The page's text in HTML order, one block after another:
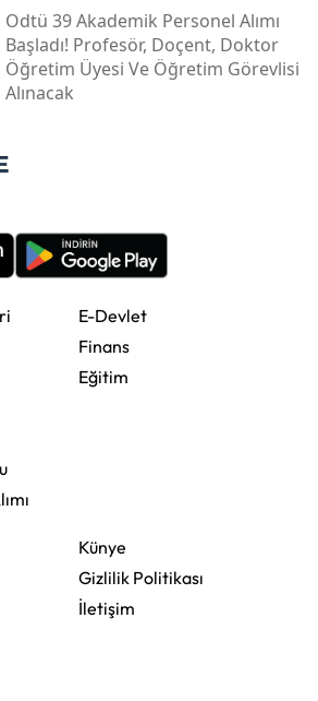
Odtü 39 Akademik Personel Alımı
Başladı! Profesör, Doçent, Doktor
Öğretim Üyesi Ve Öğretim Görevlisi
Alınacak
E-Devlet
Finans
Eğitim
Künye
Gizlilik Politikası
İletişim